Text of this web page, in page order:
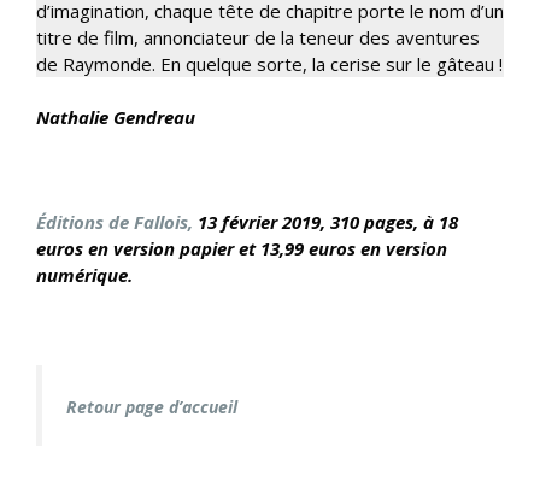
d’imagination, chaque tête de chapitre porte le nom d’un
titre de film, annonciateur de la teneur des aventures
de Raymonde. En quelque sorte, la cerise sur le gâteau !
Nathalie Gendreau
Éditions de Fallois, 13 février2019, 310 pages, à 18
euros en version papier et 13,99 euros en version
numérique.
Retour page d’accueil